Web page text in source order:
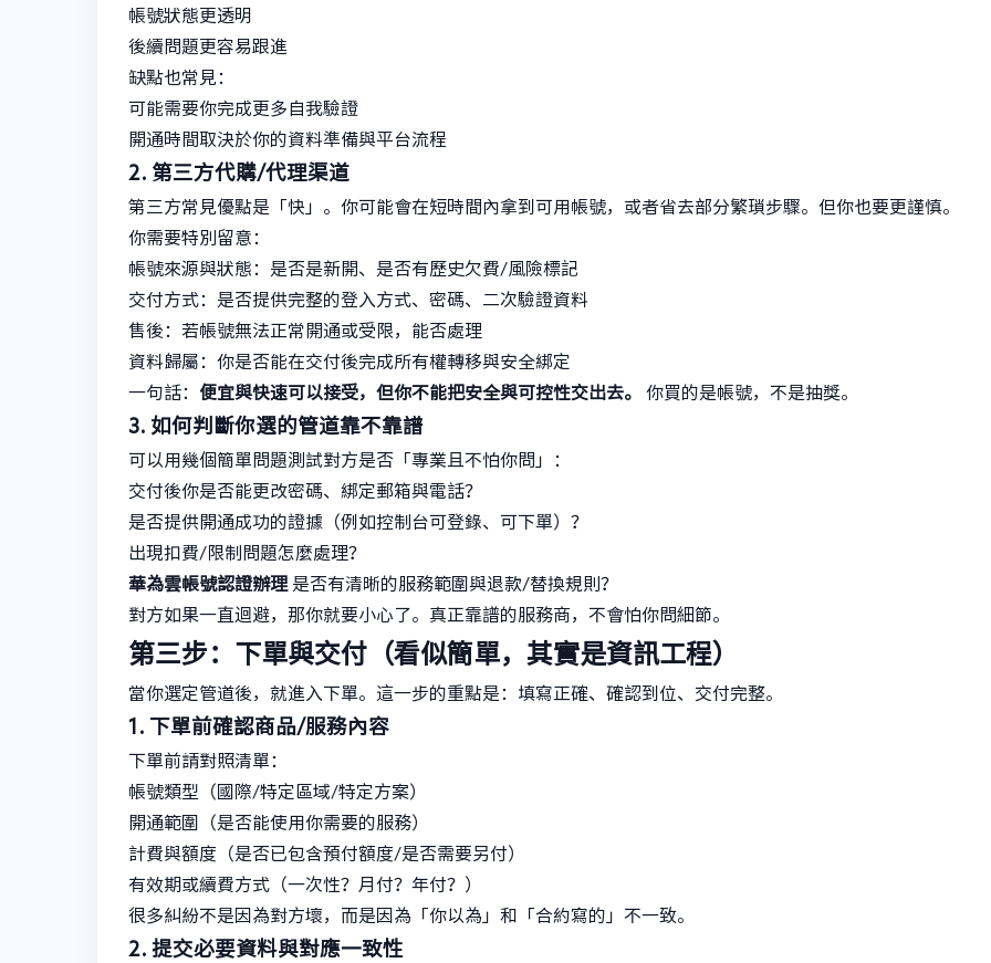
帳號狀態更透明
後續問題更容易跟進
缺點也常見：
可能需要你完成更多自我驗證
開通時間取決於你的資料準備與平台流程
2. 第三方代購/代理渠道
第三方常見優點是「快」。你可能會在短時間內拿到可用帳號，或者省去部分繁瑣步驟。但你也要更謹慎。
你需要特別留意：
帳號來源與狀態：是否是新開、是否有歷史欠費/風險標記
交付方式：是否提供完整的登入方式、密碼、二次驗證資料
售後：若帳號無法正常開通或受限，能否處理
資料歸屬：你是否能在交付後完成所有權轉移與安全綁定
一句話： 便宜與快速可以接受，但你不能把安全與可控性交出去。 你買的是帳號，不是抽獎。
3. 如何判斷你選的管道靠不靠譜
可以用幾個簡單問題測試對方是否「專業且不怕你問」：
交付後你是否能更改密碼、綁定郵箱與電話？
是否提供開通成功的證據（例如控制台可登錄、可下單）？
出現扣費/限制問題怎麼處理？
華為雲帳號認證辦理 是否有清晰的服務範圍與退款/替換規則？
對方如果一直迴避，那你就要小心了。真正靠譜的服務商，不會怕你問細節。
第三步：下單與交付（看似簡單，其實是資訊工程）
當你選定管道後，就進入下單。這一步的重點是：填寫正確、確認到位、交付完整。
1. 下單前確認商品/服務內容
下單前請對照清單：
帳號類型（國際/特定區域/特定方案）
開通範圍（是否能使用你需要的服務）
計費與額度（是否已包含預付額度/是否需要另付）
有效期或續費方式（一次性？月付？年付？）
很多糾紛不是因為對方壞，而是因為「你以為」和「合約寫的」不一致。
2. 提交必要資料與對應一致性